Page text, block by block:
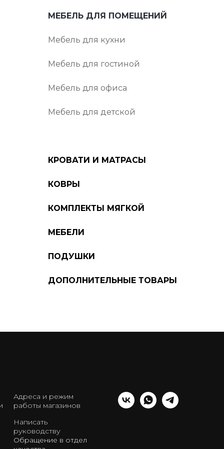
МЕБЕЛЬ ДЛЯ ПОМЕЩЕНИЙ
Мебель для кухни
Мебель для гостиной
Мебель для офиса
Мебель для детской
КРОВАТИ И МАТРАСЫ
КОВРЫ
КОМПЛЕКТЫ МЯГКОЙ
МЕБЕЛИ
ПОДУШКИ
ДОПОЛНИТЕЛЬНЫЕ ТОВАРЫ
Адреса и режим
работы магазинов
Написать
руководству
Обращение в отдел